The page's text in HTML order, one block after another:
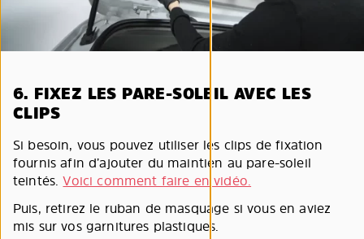
6. FIXEZ LES PARE-SOLEIL AVEC LES
CLIPS
Si besoin, vous pouvez utiliser les clips de fixation
fournis afin d’ajouter du maintien au pare-soleil
teintés.Voici comment faire en vidéo.
Puis, retirez le ruban de masquage si vous en aviez
mis sur vos garnitures plastiques.